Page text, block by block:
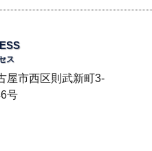
ス
屋市西区則武新町3-
号